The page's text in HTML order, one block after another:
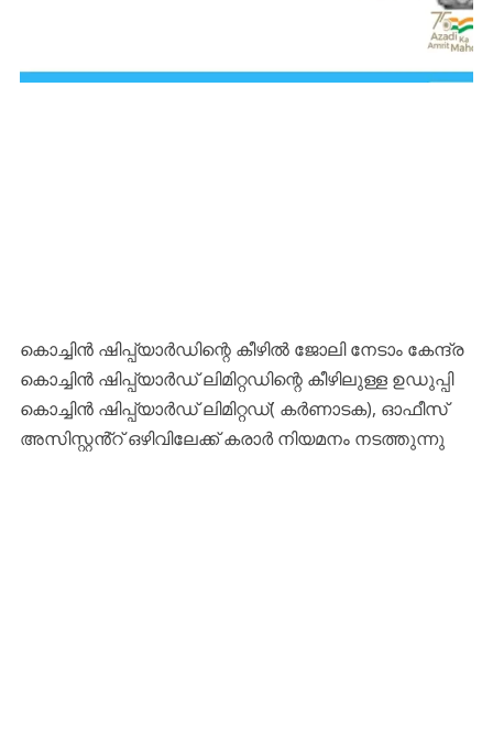
കൊച്ചിൻ ഷിപ്പ്‌യാർഡിന്റെ കീഴിൽ ജോലി നേടാം കേന്ദ്ര
കൊച്ചിൻ ഷിപ്പ്‌യാർഡ് ലിമിറ്റഡിന്റെ കീഴിലുള്ള ഉഡുപ്പി
കൊച്ചിൻ ഷിപ്പ്‌യാർഡ് ലിമിറ്റഡ്( കർണാടക), ഓഫീസ്
അസിസ്റ്റൻ്റ് ഒഴിവിലേക്ക് കരാർ നിയമനം നടത്തുന്നു